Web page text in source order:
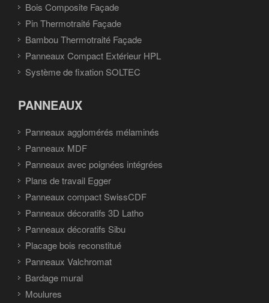
Bois Composite Façade
Pin Thermotraité Façade
Bambou Thermotraité Façade
Panneaux Compact Extérieur HPL
Système de fixation SOLTEC
PANNEAUX
Panneaux agglomérés mélaminés
Panneaux MDF
Panneaux avec poignées intégrées
Plans de travail Egger
Panneaux compact SwissCDF
Panneaux décoratifs 3D Latho
Panneaux décoratifs Sibu
Placage bois reconstitué
Panneaux Valchromat
Bardage mural
Moulures